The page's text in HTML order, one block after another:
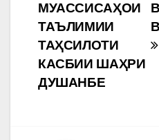
МУАССИСАҲОИ
ТАЪЛИМИИ
ТАҲСИЛОТИ
КАСБИИ ШАҲРИ
ДУШАНБЕ